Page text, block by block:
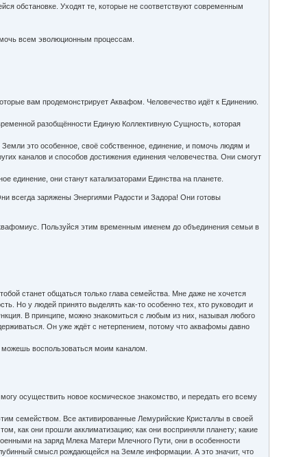
обстановке. Уходят те, которые не соответствуют современным
всем эволюционным процессам.
вам продемонстрирует Аквафом. Человечество идёт к Единению.
разобщённости Единую Коллективную Сущность, которая
это особенное, своё собственное, единение, и помочь людям и
каналов и способов достижения единения человечества. Они смогут
единение, они станут катализаторами Единства на планете.
всегда заряжены Энергиями Радости и Задора! Они готовы
Пользуйся этим временным именем до объединения семьи в
станет общаться только глава семейства. Мне даже не хочется
Но у людей принято выделять как-то особенно тех, кто руководит и
В принципе, можно знакомиться с любым из них, называя любого
Он уже ждёт с нетерпением, потому что аквафомы давно
воспользоваться моим каналом.
осуществить новое космическое знакомство, и передать его всему
семейством. Все активированные Лемурийские Кристаллы в своей
как они прошли акклиматизацию; как они восприняли планету; какие
на заряд Млека Матери Млечного Пути, они в особенности
смысл рождающейся на Земле информации. А это значит, что